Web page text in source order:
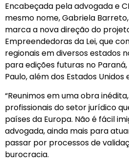
Encabeçada pela advogada e
mesmo nome, Gabriela
marca a nova direção do
Empreendedoras da Lei, que
regionais em diversos estados
para edições futuras no
Paulo, além dos Estados Unidos
“Reunimos em uma obra
profissionais do setor jurídico
países da Europa. Não é fácil
advogada, ainda mais para
passar por processos de
burocracia.